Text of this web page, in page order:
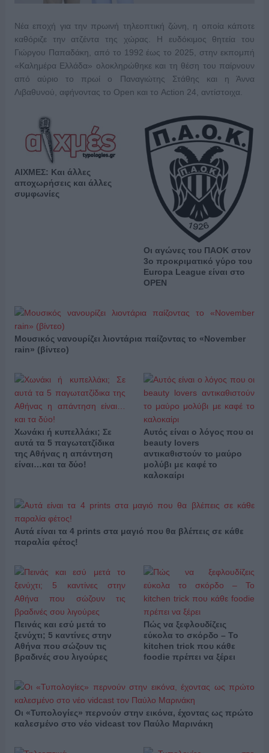
Νέα εποχή για την πρωινή τηλεοπτική ζώνη, η οποία κάποτε
καθόριζε την ατζέντα της χώρας. Η ευδόκιμος θητεία του
Γιώργου Παπαδάκη, από το 1992 έως το 2025, στην εκπομπή
«Καλημέρα Ελλάδα» ολοκληρώθηκε και τη θέση του παίρνουν
από αύριο το πρωί ο Παναγιώτης Στάθης και η Άννα
Λιβαθυνού, αφήνοντας το Open και το Action 24, αντίστοιχα.
ΑΙΧΜΕΣ: Και άλλες
αποχωρήσεις και άλλες
συμφωνίες
Οι αγώνες του ΠΑΟΚ στον
3ο προκριματικό γύρο του
Europa League είναι στο
OPEN
Μουσικός νανουρίζει λιοντάρια παίζοντας το «November
rain» (βίντεο)
Χωνάκι ή κυπελλάκι; Σε
αυτά τα 5 παγωτατζίδικα
της Αθήνας η απάντηση
είναι…και τα δύο!
Αυτός είναι ο λόγος που οι
beauty lovers
αντικαθιστούν το μαύρο
μολύβι με καφέ το
καλοκαίρι
Αυτά είναι τα 4 prints στα μαγιό που θα βλέπεις σε κάθε
παραλία φέτος!
Πεινάς και εσύ μετά το
ξενύχτι; 5 καντίνες στην
Αθήνα που σώζουν τις
βραδινές σου λιγούρες
Πώς να ξεφλουδίζεις
εύκολα το σκόρδο – Το
kitchen trick που κάθε
foodie πρέπει να ξέρει
Οι «Τυπολογίες» περνούν στην εικόνα, έχοντας ως πρώτο
καλεσμένο στο νέο vidcast τον Παύλο Μαρινάκη